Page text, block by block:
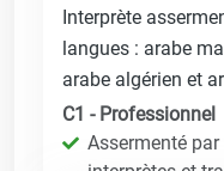
Interprète
langues : arabe
arabe algérien et
C1 - Professionnel
Assermenté par